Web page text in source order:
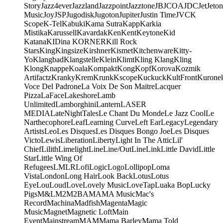
StoryJazz4everJazzlandJazzpointJazztoneJBJCOAJDCJetJeton
MusicJoyJSPJugodiskJugotonJupiterJustin TimeJVCK
ScopeK-TelKabukiKama SutraKappKarkia
MistikaKarussellKavardakKenKentKeytoneKid
KatanaKIDina KORNERKill Rock
StarsKingKingsizeKirshnerKismetKitchenwareKitty-
YoKlangbadKlangstelleKleinKlimtKling KlangKling
KlongKnappeKoalaKompaktKongKopfKorovaKozmik
ArtifactzKrankyKremKrunkKscopeKuckuckKultFront
Voce Del PadroneLa Voix De Son MaitreLacquer
PizzaLaFaceLakeshoreLamb
UnlimitedLamborghiniLanternLASER
MEDIALateNightTalesLe Chant Du MondeLe Jazz CoolLe
NarthecophoreLeafLearning CurveLeft EarLegacyLegendary
ArtistsLeoLes DisquesLes Disques Bongo JoeLes Disques
VictoLewisLiberationLibertyLight In The AtticLil'
ChiefLilithLimelightLineLine/OutLineLinkLittle DavidLittle
StarLittle Wing Of
RefugeesLMLRLofiLogicLogoLollipopLoma
VistaLondonLong HairLook BackLotusLotus
EyeLouLoudLoveLovely MusicLoveTapLuaka BopLucky
PigsM&LM2M2BAMAMA MusicMac's
RecordMachinaMadfishMagentaMagic
MusicMagnetMagnetic LoftMain
EventMainstreamMAMMama BarleyMama Told